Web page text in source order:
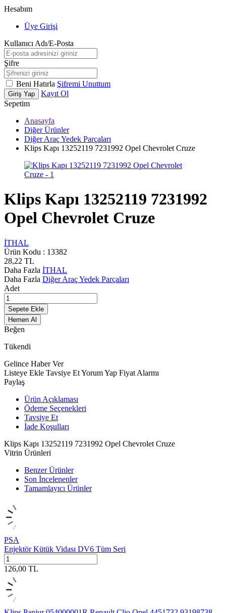
Hesabım
Üye Girişi
Kullanıcı Adı/E-Posta
Şifre
Beni Hatırla Şifremi Unuttum
Giriş Yap
Kayıt Ol
Sepetim
Anasayfa
Diğer Ürünler
Diğer Araç Yedek Parçaları
Klips Kapı 13252119 7231992 Opel Chevrolet Cruze
Klips Kapı 13252119 7231992
Opel Chevrolet Cruze
İTHAL
Ürün Kodu : 13382
28,22 TL
Daha Fazla İTHAL
Daha Fazla Diğer Araç Yedek Parçaları
Adet
Sepete Ekle
Hemen Al
Beğen
Tükendi
Gelince Haber Ver
Listeye Ekle Tavsiye EtYorum Yap Fiyat Alarmı
Paylaş
Ürün Açıklaması
Ödeme Seçenekleri
Tavsiye Et
İade Koşulları
Klips Kapı 13252119 7231992 Opel Chevrolet Cruze
Vitrin Ürünleri
Benzer Ürünler
Son İncelenenler
Tamamlayıcı Ürünler
PSA
Enjektör Kütük Vidası DV6 Tüm Seri
126,00 TL